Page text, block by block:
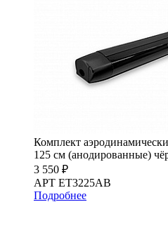
Комплект
125 см (анодированные)
3 550 ₽
АРТ ET3225AB
Подробнее